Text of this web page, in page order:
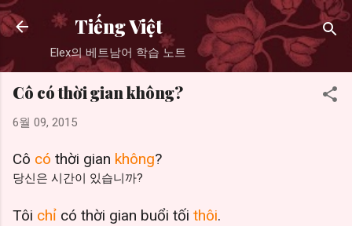
기본 콘텐츠로 건너뛰기
Tiếng Việt
Elex의 베트남어 학습 노트
Cô có thời gian không?
6월 09, 2015
Cô có thời gian không?
당신은 시간이 있습니까?
Tôi chỉ có thời gian buổi tối thôi.